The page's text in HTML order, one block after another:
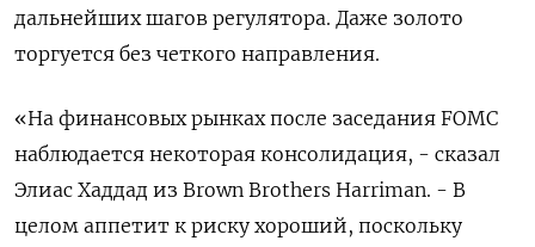
дальнейших шагов регулятора. Даже золото
торгуется без четкого направления.
«На финансовых рынках после заседания FOMC
наблюдается некоторая консолидация, - сказал
Элиас Хаддад из Brown Brothers Harriman. - В
целом аппетит к риску хороший, поскольку